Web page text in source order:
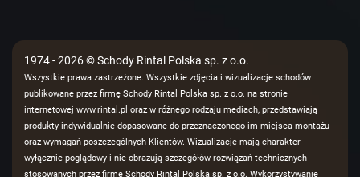
1974 - 2026 © Schody Rintal Polska sp. z o.o.
Wszystkie prawa zastrzeżone. Wszystkie zdjęcia i wizualizacje schodów
publikowane przez firmę Schody Rintal Polska sp. z o.o. na stronie
internetowej www.rintal.pl oraz w różnego rodzaju mediach, przedstawiają
produkty indywidualnie dopasowane do przeznaczonego im miejsca montażu
oraz wymagań poszczególnych Klientów. Wizualizacje mają charakter
wyłącznie poglądowy i nie obrazują szczegółów rozwiązań technicznych
stosowanych przez firmę Schody Rintal Polska sp. z o.o. Wykorzystywanie